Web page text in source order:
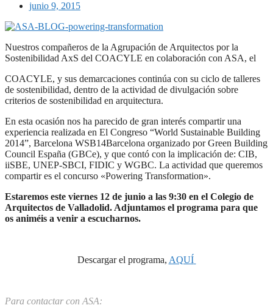
junio 9, 2015
Nuestros compañeros de la Agrupación de Arquitectos por la
Sostenibilidad AxS del COACYLE en colaboración con ASA, el ​
COACYLE, y sus demarcaciones continúa con su ciclo de talleres
de sostenibilidad, dentro de la actividad de divulgación sobre
criterios de sostenibilidad en arquitectura.
En esta ocasión nos ha parecido de gran interés compartir una
experiencia realizada en El Congreso “World Sustainable Building
2014”, Barcelona WSB14Barcelona organizado por Green Building
Council España (GBCe), y que contó con la implicación de: CIB,
iiSBE, UNEP-SBCI, FIDIC y WGBC. La actividad que queremos
compartir es el concurso «Powering Transformation».​
Estaremos este viernes 12 de junio a las 9:30 en el Colegio de
Arquitectos de Valladolid. ​Adjuntamos el programa para que
os animéis a venir a escucharnos.
Descargar el programa, AQUÍ
Para contactar con ASA: